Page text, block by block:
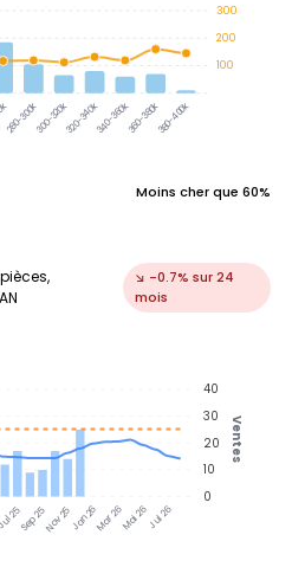
280-300k300-320k320-340k340-360k360-380k380-400k
300
200
100
Moins cher que 60%
↘ -0.7% sur 24
mois
25Sep 25Nov 25Jan 26Mar 26Mai 26Jul 26
40
30
20
10
0
Ventes